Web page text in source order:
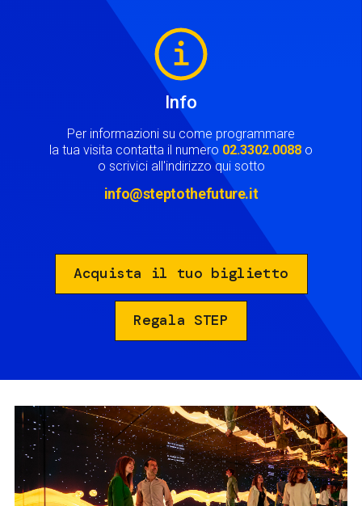
Info
Per informazioni su come programmare
la tua visita contatta il numero 02.3302.0088 o
o scrivici all'indirizzo qui sotto
info@steptothefuture.it
Acquista il tuo biglietto
Regala STEP